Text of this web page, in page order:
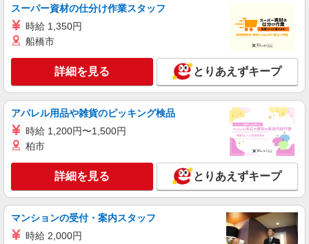
アルバイト
studio CLIP
［アルバイト］時給1,050円
青森県上北郡おいらせ町中野平40-1 イオンモ
ール下田
キープ 詳細を見る
牛角焼肉食堂
調理・接客スタッフ
［アルバイト］時給1,150円 ［フルタイムパー
ト］時給1,200円
青森県上北郡おいらせ町中野平40-1 イオンモ
スーパー資材の仕分け作業スタッフ
時給 1,350円
船橋市
詳細を見る とりあえずキープ
アパレル用品や雑貨のピッキング検品
時給 1,200円〜1,500円
柏市
詳細を見る とりあえずキープ
マンションの受付・案内スタッフ
時給 2,000円